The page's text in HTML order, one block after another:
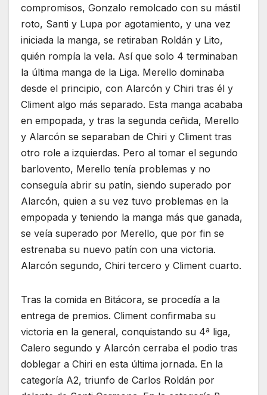
compromisos, Gonzalo remolcado con su mástil
roto, Santi y Lupa por agotamiento, y una vez
iniciada la manga, se retiraban Roldán y Lito,
quién rompía la vela. Así que solo 4 terminaban
la última manga de la Liga. Merello dominaba
desde el principio, con Alarcón y Chiri tras él y
Climent algo más separado. Esta manga acababa
en empopada, y tras la segunda ceñida, Merello
y Alarcón se separaban de Chiri y Climent tras
otro role a izquierdas. Pero al tomar el segundo
barlovento, Merello tenía problemas y no
conseguía abrir su patín, siendo superado por
Alarcón, quien a su vez tuvo problemas en la
empopada y teniendo la manga más que ganada,
se veía superado por Merello, que por fin se
estrenaba su nuevo patín con una victoria.
Alarcón segundo, Chiri tercero y Climent cuarto.
Tras la comida en Bitácora, se procedía a la
entrega de premios. Climent confirmaba su
victoria en la general, conquistando su 4ª liga,
Calero segundo y Alarcón cerraba el podio tras
doblegar a Chiri en esta última jornada. En la
categoría A2, triunfo de Carlos Roldán por